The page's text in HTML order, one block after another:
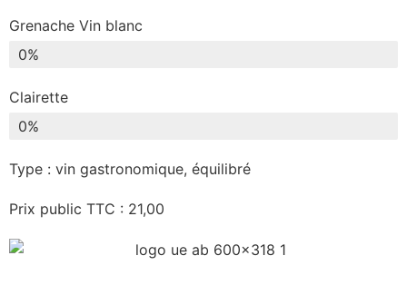
Grenache Vin blanc
0%
Clairette
0%
Type : vin gastronomique, équilibré
Prix public TTC : 21,00